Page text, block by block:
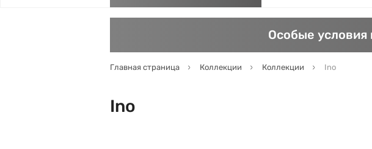
Особые условия
Главная страница Коллекции Коллекции Ino
Ino